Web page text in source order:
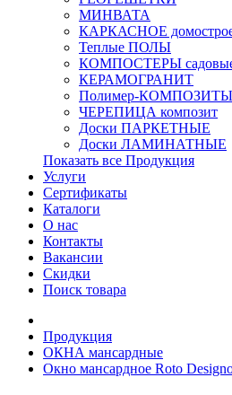
МИНВАТА
КАРКАСНОЕ
Теплые ПОЛЫ
КОМПОСТЕРЫ
КЕРАМОГРАНИТ
Полимер-КОМПОЗИТЫ
ЧЕРЕПИЦА композит
Доски ПАРКЕТНЫЕ
Доски ЛАМИНАТНЫЕ
Показать все Продукция
Услуги
Сертификаты
Каталоги
О нас
Контакты
Вакансии
Скидки
Поиск товара
Продукция
ОКНА мансардные
Окно мансардное Roto